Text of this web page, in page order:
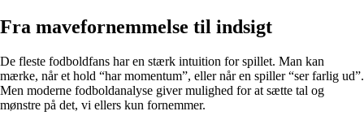
Fra mavefornemmelse til indsigt
De fleste fodboldfans har en stærk intuition for spillet. Man kan
mærke, når et hold “har momentum”, eller når en spiller “ser farlig ud”.
Men moderne fodboldanalyse giver mulighed for at sætte tal og
mønstre på det, vi ellers kun fornemmer.